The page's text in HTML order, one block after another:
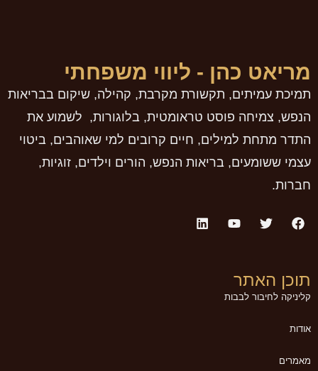
מריאט כהן - ליווי משפחתי
תמיכת עמיתים, תקשורת מקרבת, קהילה, שיקום בבריאות
הנפש, צמיחה פוסט טראומטית, בלוגורות, לשמוע את
התדר מתחת למילים, חיים קרובים למי שאוהבים, ביטוי
עצמי ששומעים, בריאות הנפש, הורים וילדים, זוגיות,
חברות.
תוכן האתר
קליניקה לחיבור לבבות
אודות
מאמרים